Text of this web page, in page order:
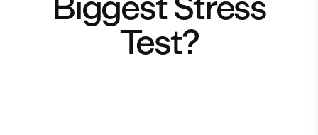
Test?